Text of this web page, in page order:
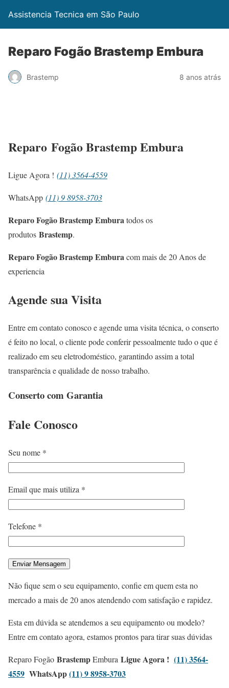
Assistencia Tecnica em São Paulo
Reparo Fogão Brastemp Embura
Brastemp 8 anos atrás
Reparo Fogão Brastemp Embura
Ligue Agora ! (11) 3564-4559
WhatsApp (11) 9 8958-3703
Reparo Fogão Brastemp Emburatodos os
produtos Brastemp.
Reparo Fogão Brastemp Emburacom mais de 20 Anos de
experiencia
Agende sua Visita
Entre em contato conosco e agende uma visita técnica, o conserto
é feito no local, o cliente pode conferir pessoalmente tudo o que é
realizado em seu eletrodoméstico, garantindo assim a total
transparência e qualidade de nosso trabalho.
Conserto com Garantia
Fale Conosco
Seu nome *
Email que mais utiliza *
Telefone *
Não fique sem o seu equipamento, confie em quem esta no
mercado a mais de 20 anos atendendo com satisfação e rapidez.
Esta em dúvida se atendemos a seu equipamento ou modelo?
Entre em contato agora, estamos prontos para tirar suas dúvidas
Reparo Fogão BrastempEmbura Ligue Agora ! (11) 3564-
4559 WhatsApp(11) 9 8958-3703